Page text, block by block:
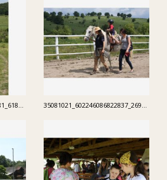
35079507_602245646822881_6189441618957828096_n.jpg 35081021_602246086822837_2699848177778950144_n.jpg